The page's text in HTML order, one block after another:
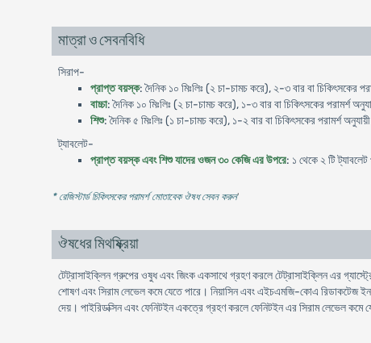
মাত্রা ও সেবনবিধি
সিরাপ-
প্রাপ্ত বয়স্ক: দৈনিক ১০ মিঃলিঃ (২ চা-চামচ করে), ২-৩ বার বা চিকিৎসকের
বাচ্চা: দৈনিক ১০ মিঃলিঃ (২ চা-চামচ করে), ১-৩ বার বা চিকিৎসকের পরামর্শ
শিশু: দৈনিক ৫ মিঃলিঃ (১ চা-চামচ করে), ১-২ বার বা চিকিৎসকের পরামর্শ
ট্যাবলেট-
প্রাপ্ত বয়স্ক এবং শিশু যাদের ওজন ৩০ কেজি এর উপরে: ১ থেকে ২ টি ট্যাবলেট
* রেজিস্টার্ড চিকিৎসকের পরামর্শ মোতাবেক ঔষধ সেবন করুন'
ঔষধের মিথষ্ক্রিয়া
টেট্রাসাইক্লিন গ্রুপের ওষুধ এবং জিংক একসাথে গ্রহণ করলে টেট্রাসাইক্লিন এর
শোষণ এবং সিরাম লেভেল কমে যেতে পারে। নিয়াসিন এবং এইচএমজি-কোএ রিডাকটেজ
দেয়। পাইরিডক্সিন এবং ফেনিটইন একত্রে গ্রহণ করলে ফেনিটইন এর সিরাম লেভেল কমে